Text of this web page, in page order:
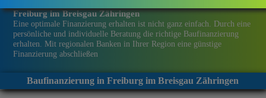
Freiburg im Breisgau Zähringen
Eine optimale Finanzierung erhalten ist nicht ganz einfach. Durch eine
persönliche und individuelle Beratung die richtige Baufinanzierung
erhalten. Mit regionalen Banken in Ihrer Region eine günstige
Finanzierung abschließen
Baufinanzierung in Freiburg im Breisgau Zähringen